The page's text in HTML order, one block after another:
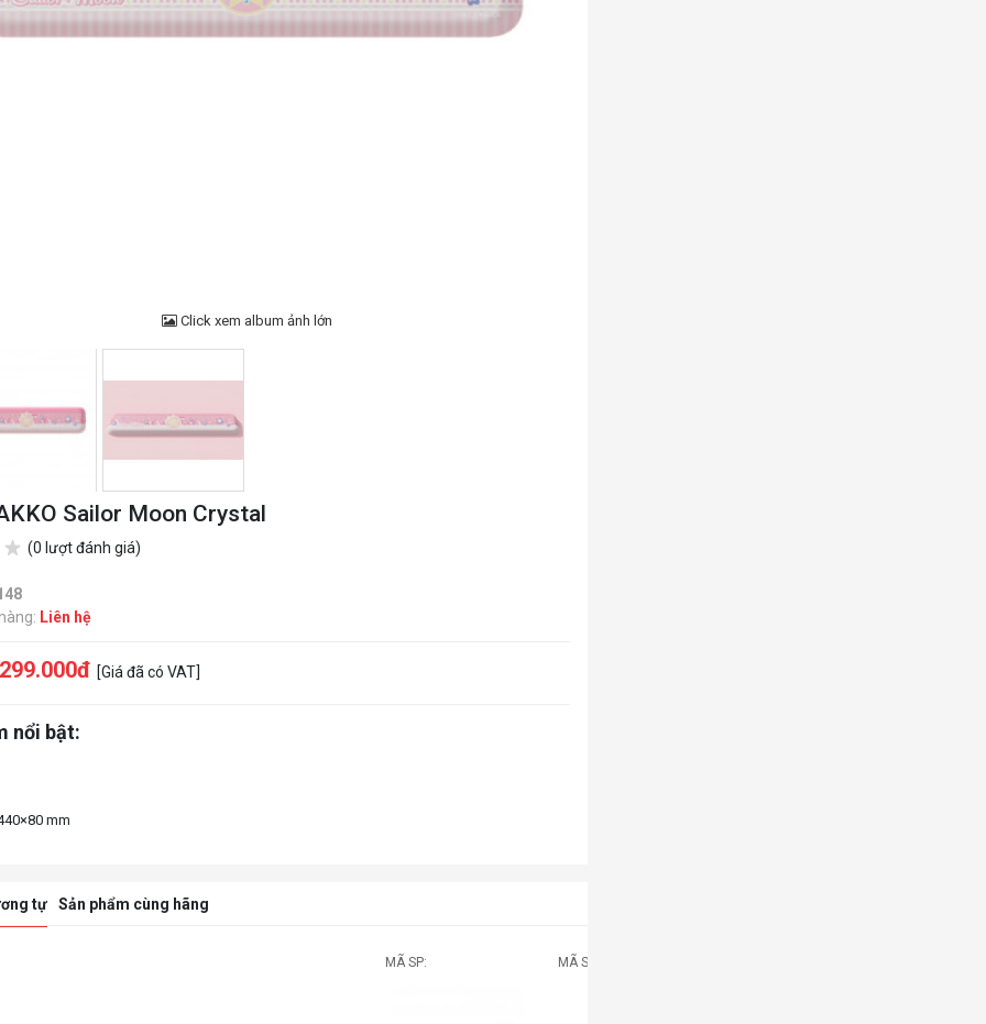
Click xem album ảnh lớn
Sailor Moon Crystal
(0 lượt đánh giá)
Liên hệ
[Giá đã có VAT]
nổi bật:
tự Sản phẩm cùng hãng
MÃ SP: